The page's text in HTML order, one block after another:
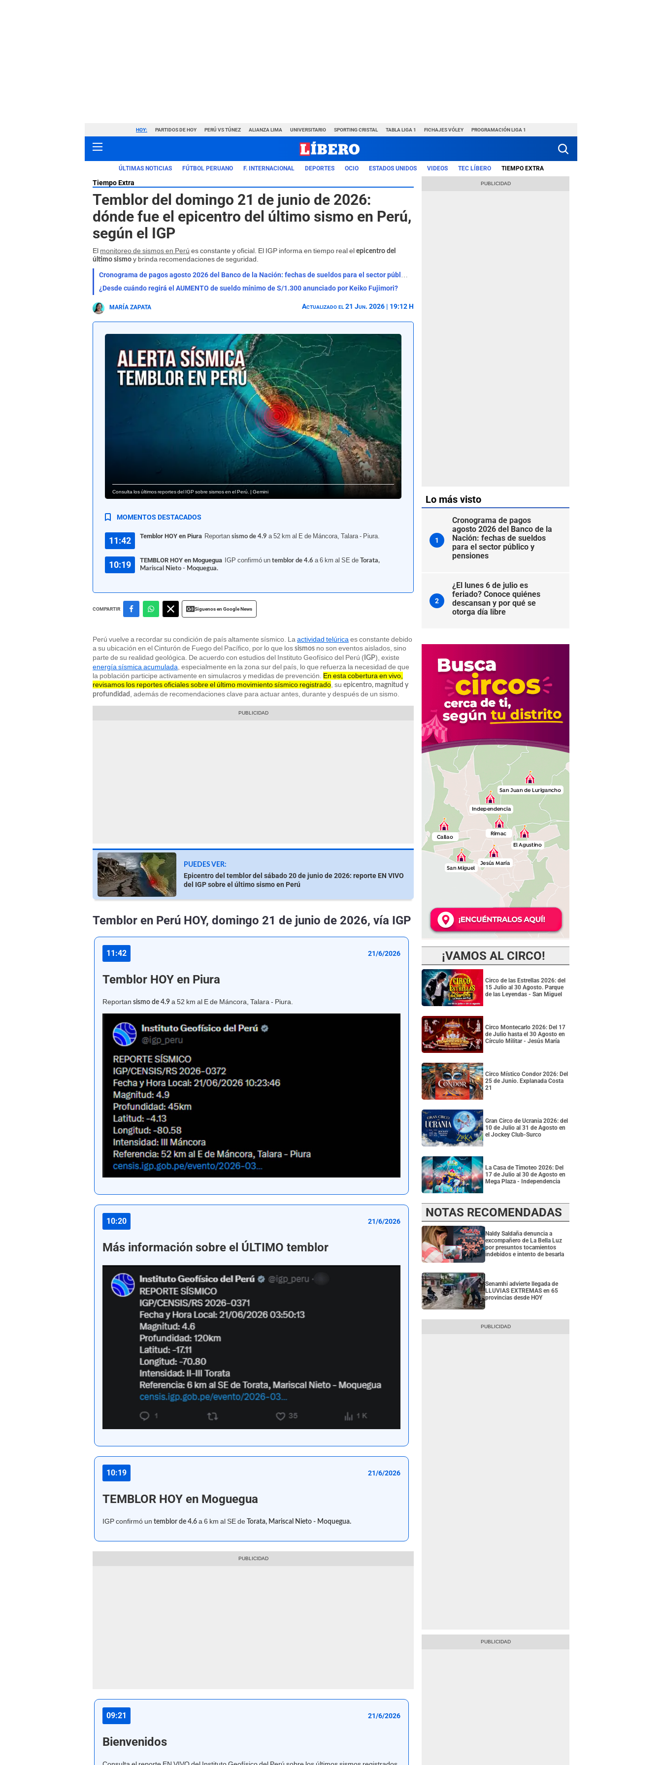
HOY: PARTIDOS DE HOY PERÚ VS TÚNEZ ALIANZA LIMA UNIVERSITARIO SPORTING CRISTAL TABLA LIGA 1 FICHAJES VÓLEY PROGRAMACIÓN LIGA 1
ÚLTIMAS NOTICIAS FÚTBOL PERUANO F. INTERNACIONAL DEPORTES OCIO ESTADOS UNIDOS VIDEOS TEC LÍBERO TIEMPO EXTRA
Tiempo Extra
Temblor del domingo 21 de junio de 2026:
dónde fue el epicentro del último sismo en Perú,
según el IGP
El monitoreo de sismos en Perú es constante y oficial. El IGP informa en tiempo real el epicentro del
último sismo y brinda recomendaciones de seguridad.
Cronograma de pagos agosto 2026 del Banco de la Nación: fechas de sueldos para el sector público y pensiones
¿Desde cuándo regirá el AUMENTO de sueldo mínimo de S/1.300 anunciado por Keiko Fujimori?
MARÍA ZAPATA Actualizado el 21 Jun. 2026 | 19:12 H
Consulta los últimos reportes del IGP sobre sismos en el Perú. | Gemini
MOMENTOS DESTACADOS
11:42 Temblor HOY en Piura Reportan sismo de 4.9 a 52 km al E de Máncora, Talara - Piura.
10:19 TEMBLOR HOY en Moguegua IGP confirmó un temblor de 4.6 a 6 km al SE de
Torata,
Mariscal Nieto - Moquegua.
COMPARTIR Siguenos en Google News
Perú vuelve a recordar su condición de país altamente sísmico. Laactividad telúricaes constante debido
a su ubicación en el Cinturón de Fuego del Pacífico, por lo que los sismos no son eventos aislados, sino
parte de su realidad geológica. De acuerdo con estudios del Instituto Geofísico del Perú ( IGP), existe
energía sísmica acumulada, especialmente en la zona sur del país, lo que refuerza la necesidad de que
la población participe activamente en simulacros y medidas de prevención. En esta cobertura en vivo,
revisamos los reportes oficiales sobre el último movimiento sísmico registrado, su epicentro, magnitud y
profundidad , además de recomendaciones clave para actuar antes, durante y después de un sismo.
PUEDES VER:
Epicentro del temblor del sábado 20 de junio de 2026: reporte EN VIVO
del IGP sobre el último sismo en Perú
Temblor en Perú HOY, domingo 21 de junio de 2026, vía IGP
11:42 21/6/2026
Temblor HOY en Piura
Reportan sismo de 4.9 a 52 km al E de Máncora, Talara - Piura.
10:20 21/6/2026
Más información sobre el ÚLTIMO temblor
10:19 21/6/2026
TEMBLOR HOY en Moguegua
IGP confirmó un temblor de 4.6 a 6 km al SE de Torata, Mariscal Nieto - Moquegua.
09:21 21/6/2026
Bienvenidos
Lo más visto
1
Cronograma de pagos
agosto 2026 del Banco de la
Nación: fechas de sueldos
para el sector público y
pensiones
2
¿El lunes 6 de julio es
feriado? Conoce quiénes
descansan y por qué se
otorga día libre
¡VAMOS AL CIRCO!
Circo de las Estrellas 2026: del
15 Julio al 30 Agosto. Parque
de las Leyendas - San Miguel
Circo Montecarlo 2026: Del 17
de Julio hasta el 30 Agosto en
Círculo Militar - Jesús María
Circo Místico Condor 2026: Del
25 de Junio. Explanada Costa
21
Gran Circo de Ucrania 2026: del
10 de Julio al 31 de Agosto en
el Jockey Club-Surco
La Casa de Timoteo 2026: Del
17 de Julio al 30 de Agosto en
Mega Plaza - Independencia
NOTAS RECOMENDADAS
Naldy Saldaña denuncia a
excompañero de La Bella Luz
por presuntos tocamientos
indebidos e intento de besarla
Senamhi advierte llegada de
LLUVIAS EXTREMAS en 65
provincias desde HOY